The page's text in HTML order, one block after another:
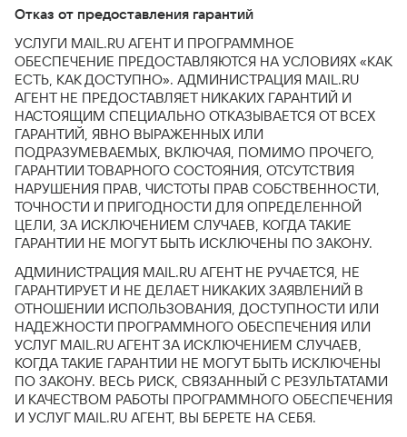
Отказ от предоставления гарантий
УСЛУГИ MAIL.RU АГЕНТ И ПРОГРАММНОЕ
ОБЕСПЕЧЕНИЕ ПРЕДОСТАВЛЯЮТСЯ НА УСЛОВИЯХ «КАК
ЕСТЬ, КАК ДОСТУПНО». АДМИНИСТРАЦИЯ MAIL.RU
АГЕНТ НЕ ПРЕДОСТАВЛЯЕТ НИКАКИХ ГАРАНТИЙ И
НАСТОЯЩИМ СПЕЦИАЛЬНО ОТКАЗЫВАЕТСЯ ОТ ВСЕХ
ГАРАНТИЙ, ЯВНО ВЫРАЖЕННЫХ ИЛИ
ПОДРАЗУМЕВАЕМЫХ, ВКЛЮЧАЯ, ПОМИМО ПРОЧЕГО,
ГАРАНТИИ ТОВАРНОГО СОСТОЯНИЯ, ОТСУТСТВИЯ
НАРУШЕНИЯ ПРАВ, ЧИСТОТЫ ПРАВ СОБСТВЕННОСТИ,
ТОЧНОСТИ И ПРИГОДНОСТИ ДЛЯ ОПРЕДЕЛЕННОЙ
ЦЕЛИ, ЗА ИСКЛЮЧЕНИЕМ СЛУЧАЕВ, КОГДА ТАКИЕ
ГАРАНТИИ НЕ МОГУТ БЫТЬ ИСКЛЮЧЕНЫ ПО ЗАКОНУ.
АДМИНИСТРАЦИЯ MAIL.RU АГЕНТ НЕ РУЧАЕТСЯ, НЕ
ГАРАНТИРУЕТ И НЕ ДЕЛАЕТ НИКАКИХ ЗАЯВЛЕНИЙ В
ОТНОШЕНИИ ИСПОЛЬЗОВАНИЯ, ДОСТУПНОСТИ ИЛИ
НАДЕЖНОСТИ ПРОГРАММНОГО ОБЕСПЕЧЕНИЯ ИЛИ
УСЛУГ MAIL.RU АГЕНТ ЗА ИСКЛЮЧЕНИЕМ СЛУЧАЕВ,
КОГДА ТАКИЕ ГАРАНТИИ НЕ МОГУТ БЫТЬ ИСКЛЮЧЕНЫ
ПО ЗАКОНУ. ВЕСЬ РИСК, СВЯЗАННЫЙ С РЕЗУЛЬТАТАМИ
И КАЧЕСТВОМ РАБОТЫ ПРОГРАММНОГО ОБЕСПЕЧЕНИЯ
И УСЛУГ MAIL.RU АГЕНТ, ВЫ БЕРЕТЕ НА СЕБЯ.